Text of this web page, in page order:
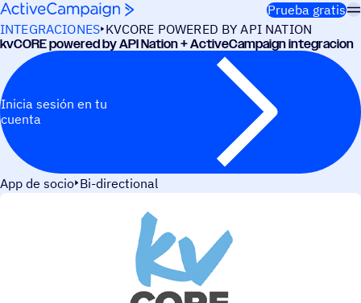
Saltar al contenido
Prueba gratis
INTEGRACIONES KVCORE POWERED BY API NATION
kvCORE powered by API Nation + ActiveCampaign integracion
Inicia sesión en tu
cuenta
App de socio Bi-directional